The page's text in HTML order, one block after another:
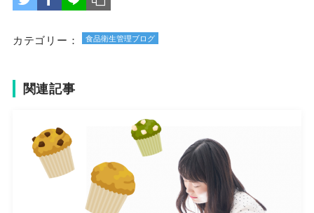
カテゴリー： 食品衛生管理ブログ
関連記事